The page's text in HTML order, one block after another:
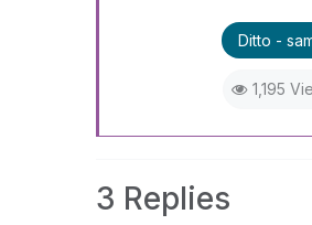
Ditto -
1,195
3 Replies